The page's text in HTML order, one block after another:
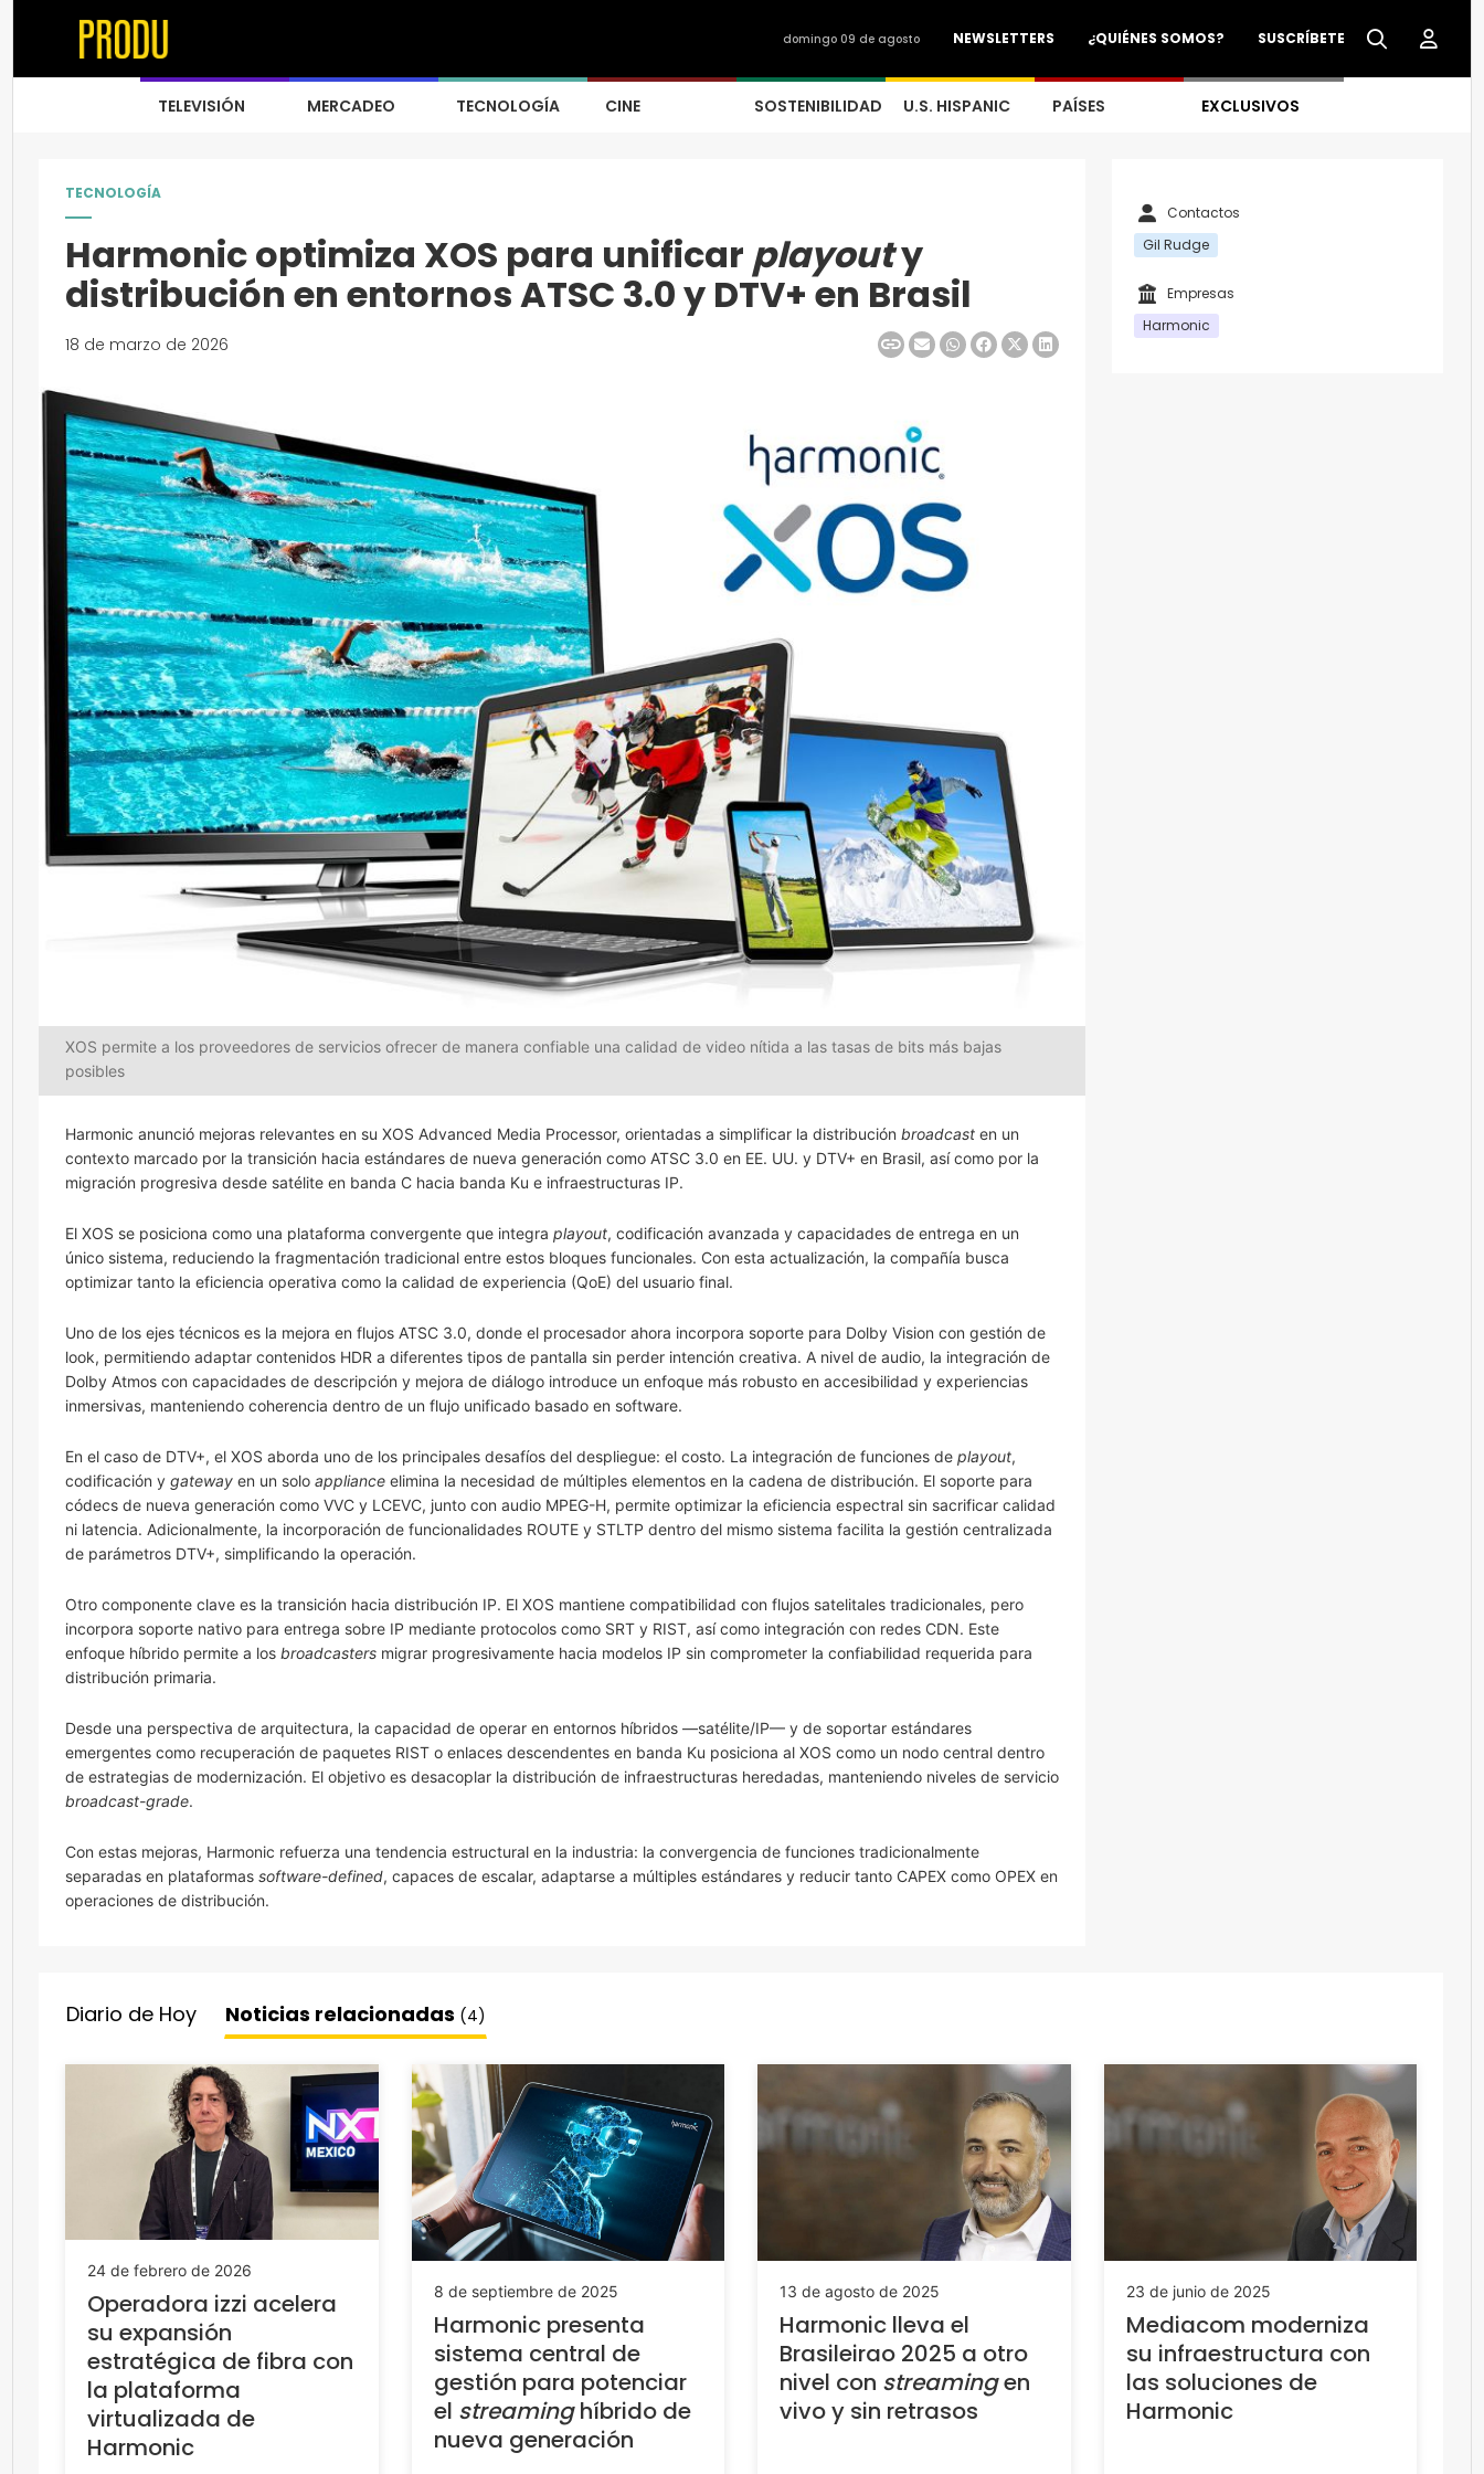
SUSCRÍBETE
¿QUIÉNES SOMOS?
NEWSLETTERS
domingo 09 de agosto
TELEVISIÓN MERCADEO TECNOLOGÍA CINE SOSTENIBILIDAD U.S. HISPANIC PAÍSES EXCLUSIVOS
TECNOLOGÍA
Harmonic optimiza XOS para unificar playouty
distribución en entornos ATSC 3.0 y DTV+ en Brasil
18 de marzo de 2026
XOS permite a los proveedores de servicios ofrecer de manera confiable una calidad de video nítida a las tasas de bits más bajas
posibles
Harmonic anunció mejoras relevantes en su XOS Advanced Media Processor, orientadas a simplificar la distribución broadcast en un
contexto marcado por la transición hacia estándares de nueva generación como ATSC 3.0 en EE. UU. y DTV+ en Brasil, así como por la
migración progresiva desde satélite en banda C hacia banda Ku e infraestructuras IP.
El XOS se posiciona como una plataforma convergente que integra playout, codificación avanzada y capacidades de entrega en un
único sistema, reduciendo la fragmentación tradicional entre estos bloques funcionales. Con esta actualización, la compañía busca
optimizar tanto la eficiencia operativa como la calidad de experiencia (QoE) del usuario final.
Uno de los ejes técnicos es la mejora en flujos ATSC 3.0, donde el procesador ahora incorpora soporte para Dolby Vision con gestión de
look, permitiendo adaptar contenidos HDR a diferentes tipos de pantalla sin perder intención creativa. A nivel de audio, la integración de
Dolby Atmos con capacidades de descripción y mejora de diálogo introduce un enfoque más robusto en accesibilidad y experiencias
inmersivas, manteniendo coherencia dentro de un flujo unificado basado en software.
En el caso de DTV+, el XOS aborda uno de los principales desafíos del despliegue: el costo. La integración de funciones de playout,
codificación y gateway en un solo appliance elimina la necesidad de múltiples elementos en la cadena de distribución. El soporte para
códecs de nueva generación como VVC y LCEVC, junto con audio MPEG-H, permite optimizar la eficiencia espectral sin sacrificar calidad
ni latencia. Adicionalmente, la incorporación de funcionalidades ROUTE y STLTP dentro del mismo sistema facilita la gestión centralizada
de parámetros DTV+, simplificando la operación.
Otro componente clave es la transición hacia distribución IP. El XOS mantiene compatibilidad con flujos satelitales tradicionales, pero
incorpora soporte nativo para entrega sobre IP mediante protocolos como SRT y RIST, así como integración con redes CDN. Este
enfoque híbrido permite a los broadcasters migrar progresivamente hacia modelos IP sin comprometer la confiabilidad requerida para
distribución primaria.
Desde una perspectiva de arquitectura, la capacidad de operar en entornos híbridos —satélite/IP— y de soportar estándares
emergentes como recuperación de paquetes RIST o enlaces descendentes en banda Ku posiciona al XOS como un nodo central dentro
de estrategias de modernización. El objetivo es desacoplar la distribución de infraestructuras heredadas, manteniendo niveles de servicio
broadcast-grade.
Con estas mejoras, Harmonic refuerza una tendencia estructural en la industria: la convergencia de funciones tradicionalmente
separadas en plataformas software-defined, capaces de escalar, adaptarse a múltiples estándares y reducir tanto CAPEX como OPEX en
operaciones de distribución.
Contactos
Gil Rudge
Empresas
Harmonic
Diario de Hoy Noticias relacionadas (4)
24 de febrero de 2026
Operadora izzi acelera
su expansión
estratégica de fibra con
la plataforma
virtualizada de
Harmonic
8 de septiembre de 2025
Harmonic presenta
sistema central de
gestión para potenciar
el streaminghíbrido de
nueva generación
13 de agosto de 2025
Harmonic lleva el
Brasileirao 2025 a otro
nivel con streamingen
vivo y sin retrasos
23 de junio de 2025
Mediacom moderniza
su infraestructura con
las soluciones de
Harmonic